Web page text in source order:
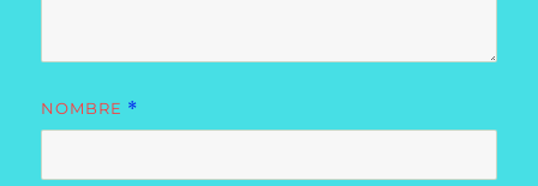
NOMBRE *